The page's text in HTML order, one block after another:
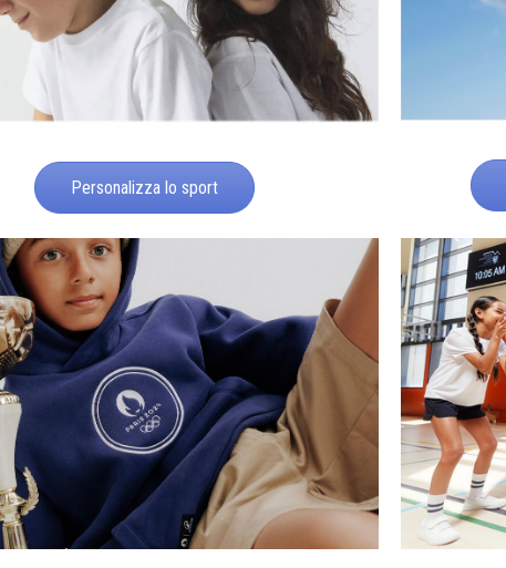
Personalizza lo sport